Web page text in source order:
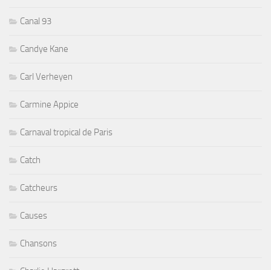
Canal 93
Candye Kane
Carl Verheyen
Carmine Appice
Carnaval tropical de Paris
Catch
Catcheurs
Causes
Chansons